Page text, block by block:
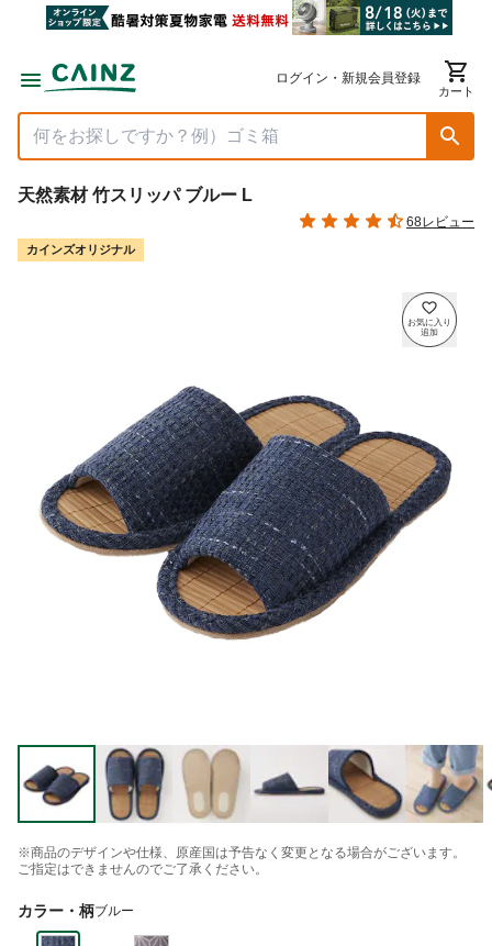
ログイン・新規会員登録
カート
天然素材 竹スリッパ ブルー L
68レビュー
カインズオリジナル
※商品のデザインや仕様、原産国は予告なく変更となる場合がございます。
ご指定はできませんのでご了承ください。
カラー・柄ブルー